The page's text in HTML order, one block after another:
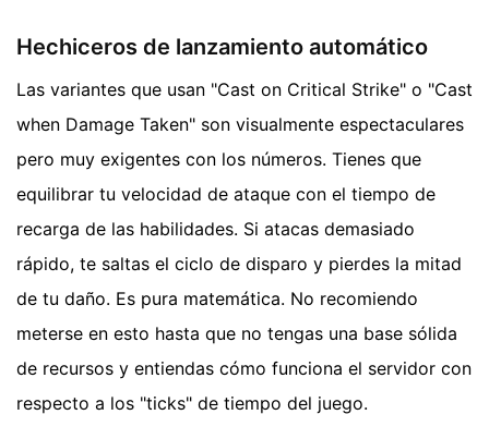
Hechiceros de lanzamiento automático
Las variantes que usan "Cast on Critical Strike" o "Cast
when Damage Taken" son visualmente espectaculares
pero muy exigentes con los números. Tienes que
equilibrar tu velocidad de ataque con el tiempo de
recarga de las habilidades. Si atacas demasiado
rápido, te saltas el ciclo de disparo y pierdes la mitad
de tu daño. Es pura matemática. No recomiendo
meterse en esto hasta que no tengas una base sólida
de recursos y entiendas cómo funciona el servidor con
respecto a los "ticks" de tiempo del juego.